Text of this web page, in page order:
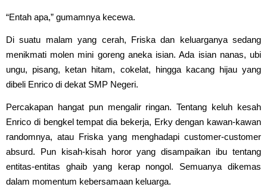
“Entah apa,” gumamnya kecewa.
Di suatu malam yang cerah, Friska dan keluarganya sedang
menikmati molen mini goreng aneka isian. Ada isian nanas, ubi
ungu, pisang, ketan hitam, cokelat, hingga kacang hijau yang
dibeli Enrico di dekat SMP Negeri.
Percakapan hangat pun mengalir ringan. Tentang keluh kesah
Enrico di bengkel tempat dia bekerja, Erky dengan kawan-kawan
randomnya, atau Friska yang menghadapi customer-customer
absurd. Pun kisah-kisah horor yang disampaikan ibu tentang
entitas-entitas ghaib yang kerap nongol. Semuanya dikemas
dalam momentum kebersamaan keluarga.